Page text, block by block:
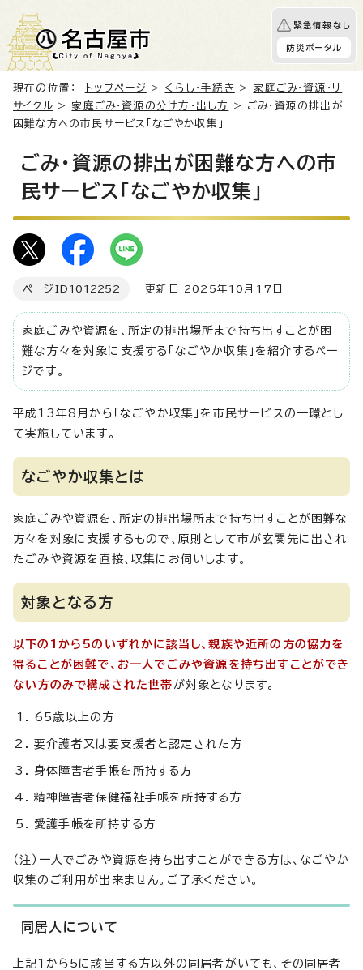
緊急情報なし
防災ポータル
現在の位置： トップページ > くらし・手続き > 家庭ごみ・資源・リ
サイクル > 家庭ごみ・資源の分け方・出し方
> ごみ・資源の排出が
困難な方への市民サービス「なごやか収集」
ごみ・資源の排出が困難な方への市
民サービス「なごやか収集」
ページID 1012252 更新日 2025年10月17日
家庭ごみや資源を、所定の排出場所まで持ち出すことが困
難な方々を対象に支援する「なごやか収集」を紹介するペー
ジです。
平成13年8月から「なごやか収集」を市民サービスの一環とし
て実施しています。
なごやか収集とは
家庭ごみや資源を、所定の排出場所まで持ち出すことが困難な
方々を対象に支援するもので、原則として市が玄関先に出され
たごみや資源を直接、収集にお伺いします。
対象となる方
以下の1から5のいずれかに該当し、親族や近所の方の協力を
得ることが困難で、お一人でごみや資源を持ち出すことができ
ない方のみで構成された世帯 が対象となります。
65歳以上の方
要介護者又は要支援者と認定された方
身体障害者手帳を所持する方
精神障害者保健福祉手帳を所持する方
愛護手帳を所持する方
（注）一人でごみや資源を持ち出すことができる方は、なごやか
収集のご利用が出来ません。ご了承ください。
同居人について
上記1から5に該当する方以外の同居者がいても、その同居者